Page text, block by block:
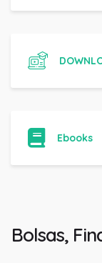
Ebooks
Bolsas,